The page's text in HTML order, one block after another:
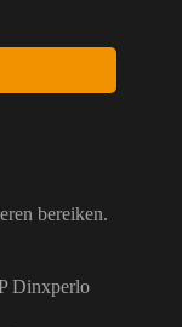
bereiken.
Dinxperlo